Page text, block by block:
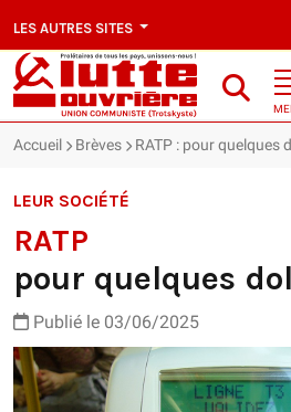
LES AUTRES SITES
Accueil Brèves RATP : pour quelques
LEUR SOCIÉTÉ
RATP
pour quelques
Publié le 03/06/2025